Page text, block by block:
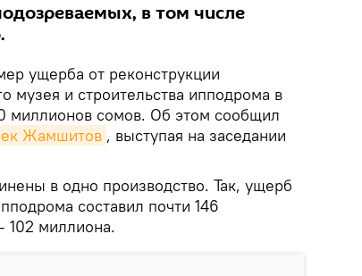
в том числе
ущерба от реконструкции
музея и строительства ипподрома в
миллионов сомов. Об этом сообщил
Жамшитов , выступая на заседании
в одно производство. Так, ущерб
составил почти 146
102 миллиона.